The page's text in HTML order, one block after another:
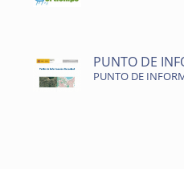
PUNTO DE
PUNTO DE